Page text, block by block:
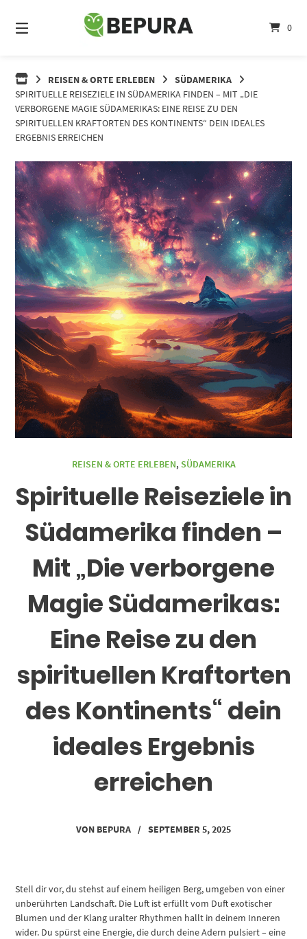
zum
Inhalt
0
REISEN & ORTE ERLEBEN
SÜDAMERIKA
SPIRITUELLE REISEZIELE IN SÜDAMERIKA FINDEN – MIT „DIE
VERBORGENE MAGIE SÜDAMERIKAS: EINE REISE ZU DEN
SPIRITUELLEN KRAFTORTEN DES KONTINENTS“ DEIN IDEALES
ERGEBNIS ERREICHEN
REISEN & ORTE ERLEBEN, SÜDAMERIKA
Spirituelle Reiseziele in
Südamerika finden –
Mit „Die verborgene
Magie Südamerikas:
Eine Reise zu den
spirituellen Kraftorten
des Kontinents“ dein
ideales Ergebnis
erreichen
VON BEPURA / SEPTEMBER 5, 2025
Stell dir vor, du stehst auf einem heiligen Berg, umgeben von einer
unberührten Landschaft. Die Luft ist erfüllt vom Duft exotischer
Blumen und der Klang uralter Rhythmen hallt in deinem Inneren
wider. Du spürst eine Energie, die durch deine Adern pulsiert – eine